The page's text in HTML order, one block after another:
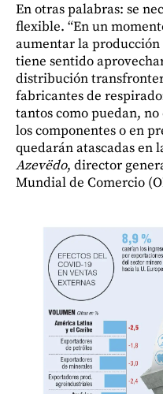
En otras palabras: se
flexible. “En un
aumentar la
tiene sentido
distribución
fabricantes de
tantos como puedan,
los componentes o en
quedarán atascadas en
Azevëdo, director
Mundial de Comercio